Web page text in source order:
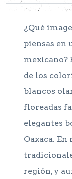
¿Qué
piensas en
mexicano?
de los
blancos
floreadas
elegantes
Oaxaca. En
región, y